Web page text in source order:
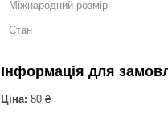
Міжнародний розмір
Стан
Інформація для
Ціна: 80 ₴